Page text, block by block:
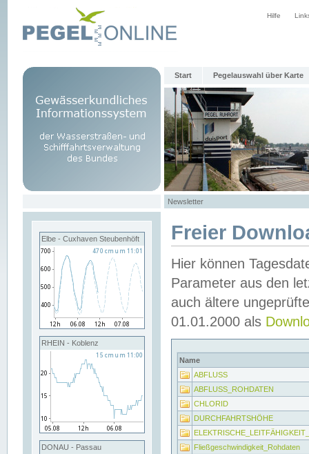
Hilfe
Start Pegelauswahl über Karte
Newsletter
Elbe - Cuxhaven Steubenhöft
RHEIN - Koblenz
DONAU - Passau
Freier
Hier können
Parameter aus den
auch ältere
01.01.2000 als
Name
ABFLUSS
ABFLUSS_ROHDATEN
CHLORID
DURCHFAHRTSHÖHE
Fließgeschwindigkeit_Rohdaten